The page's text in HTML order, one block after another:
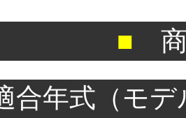
■
合年式（モデ